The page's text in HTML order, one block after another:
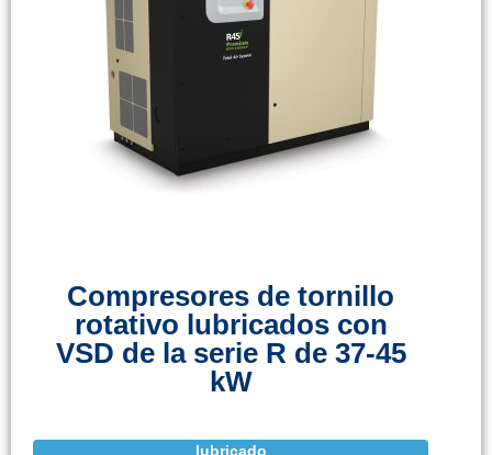
Compresores de tornillo
rotativo lubricados con
VSD de la serie R de 37-45
kW
lubricado